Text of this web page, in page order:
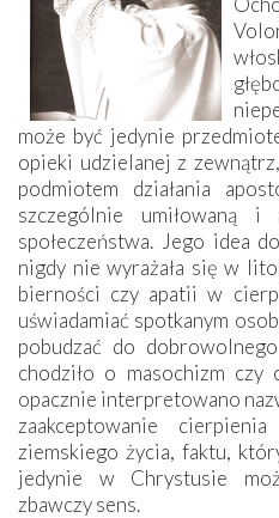
może być jedynie
opieki udzielanej z
podmiotem działania
szczególnie umiłowaną
społeczeństwa. Jego idea
nigdy nie wyrażała się w
bierności czy apatii w
uświadamiać spotkanym
pobudzać do
chodziło o masochizm czy
opacznie interpretowano
zaakceptowanie
ziemskiego życia, faktu,
jedynie w Chrystusie
zbawczy sens.